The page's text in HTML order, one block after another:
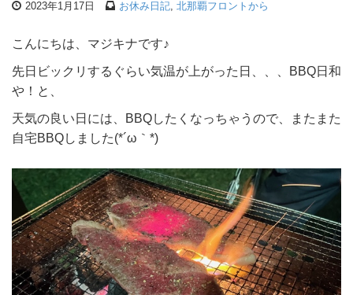
2023年1月17日 お休み日記 北那覇フロントから
こんにちは、マジキナです♪
先日ビックリするぐらい気温が上がった日、、、BBQ日和
や！と、
天気の良い日には、BBQしたくなっちゃうので、またまた
自宅BBQしました(*´ω｀*)